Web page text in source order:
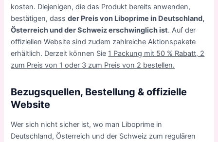
kosten. Diejenigen, die das Produkt bereits anwenden,
bestätigen, dassder Preis von Liboprime in Deutschland,
Österreich und der Schweiz erschwinglich ist. Auf der
offiziellen Website sind zudem zahlreiche Aktionspakete
erhältlich. Derzeit können Sie 1 Packung mit 50 % Rabatt, 2
zum Preis von 1 oder 3 zum Preis von 2 bestellen.
Bezugsquellen, Bestellung & offizielle
Website
Wer sich nicht sicher ist, wo man Liboprime in
Deutschland, Österreich und der Schweiz zum regulären